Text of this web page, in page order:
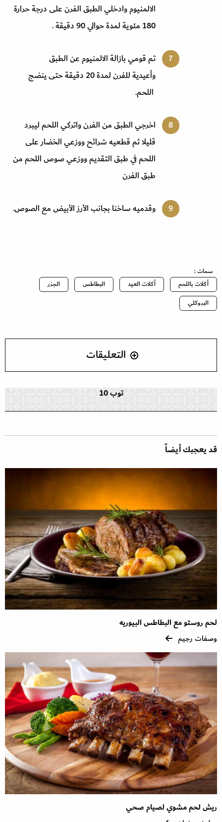
الالمنيوم وادخلي الطبق الفرن على درجة حرارة
180 مئوية لمدة حوالي 90 دقيقة .
ثم قومي بازالة الالمنيوم عن الطبق
وأعيدية للفرن لمدة 20 دقيقة حتى ينضج
اللحم.
اخرجي الطبق من الفرن واتركي اللحم ليبرد
قليلا ثم قطعيه شرائح ووزعي الخضار على
اللحم في طبق التقديم ووزعي صوص اللحم من
طبق الفرن
وقدميه ساخنا بجانب الأرز الأبيض مع الصوص.
سمات :
أكلات باللحم
أكلات العيد البطاطس
الجزر
البروكلي
التعليقات
توب 10
قد يعجبك أيضاً
لحم روستو مع البطاطس البيوريه
وصفات رجيم
ريش لحم مشوي لصيام صحي